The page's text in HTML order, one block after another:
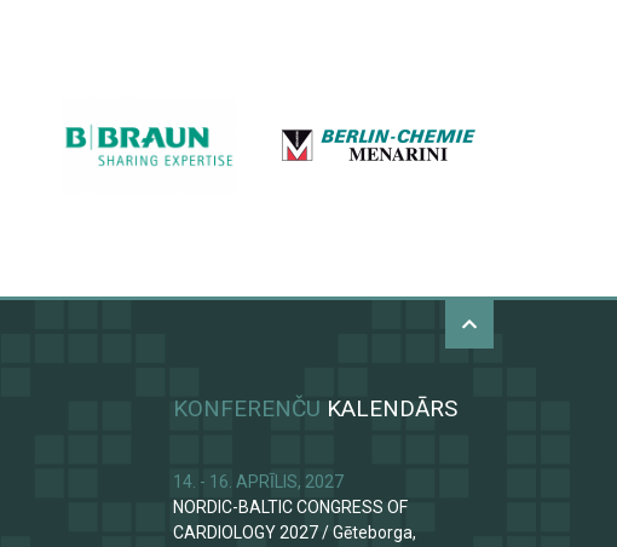
KONFERENČU KALENDĀRS
14. - 16. APRĪLIS, 2027
NORDIC-BALTIC CONGRESS OF
CARDIOLOGY 2027/Gēteborga,